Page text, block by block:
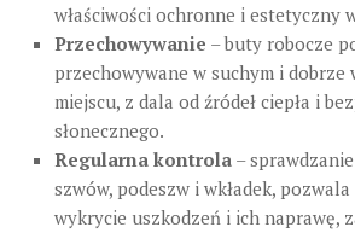
właściwości ochronne i estetyczny
Przechowywanie – buty robocze
przechowywane w suchym i
miejscu, z dala od źródeł ciepła i
słonecznego.
Regularna kontrola –
szwów, podeszw i wkładek,
wykrycie uszkodzeń i ich naprawę,